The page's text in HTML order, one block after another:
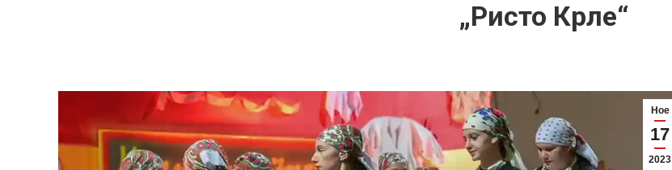
„Ристо Крле“
Ное
17
2023